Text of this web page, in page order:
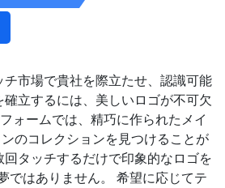
チ市場で貴社を際立たせ、認識可能
立するには、美しいロゴが不可欠
ォームでは、精巧に作られたメイ
のコレクションを見つけることが
タッチするだけで印象的なロゴを
ではありません。 希望に応じてテ